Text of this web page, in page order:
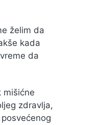
želim da
kada
da
mišićne
zdravlja,